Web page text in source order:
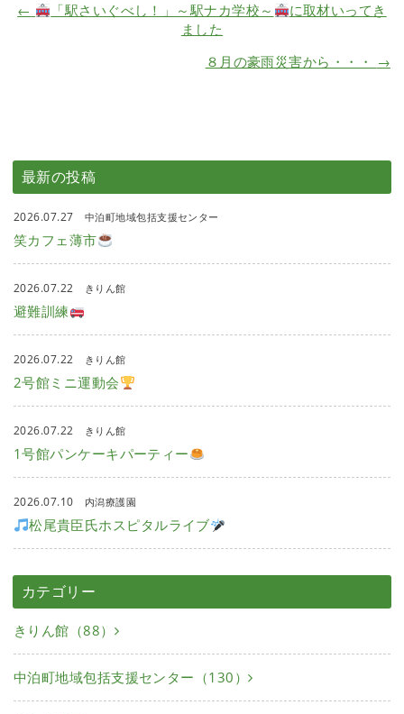
← 「駅さいぐべし！」～駅ナカ学校～
に取材いってき
ました
８月の豪雨災害から・・・
→
最新の投稿
2026.07.27 中泊町地域包括支援センター
笑カフェ薄市
2026.07.22 きりん館
避難訓練
2026.07.22 きりん館
2号館ミニ運動会
2026.07.22 きりん館
1号館パンケーキパーティー
2026.07.10 内潟療護園
松尾貴臣氏ホスピタルライブ
カテゴリー
きりん館（88）
中泊町地域包括支援センター（130）